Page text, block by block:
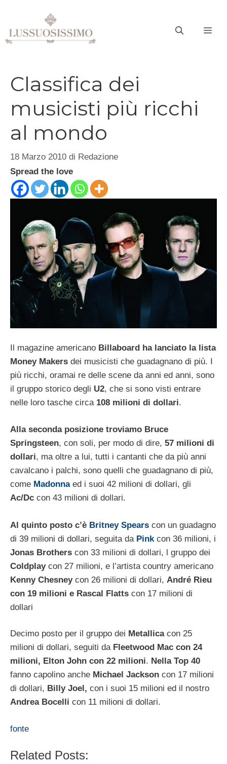
contenuto
Classifica dei
musicisti più ricchi
al mondo
18 Marzo 2010 di Redazione
Spread the love
Il magazine americano Billaboard ha lanciato la lista
Money Makers dei musicisti che guadagnano di più. I
più ricchi, oramai re delle scene da anni ed anni, sono
il gruppo storico degli U2, che si sono visti entrare
nelle loro tasche circa 108 milioni di dollari.
Alla seconda posizione troviamo Bruce
Springsteen, con soli, per modo di dire, 57 milioni di
dollari, ma oltre a lui, tutti i cantanti che da più anni
cavalcano i palchi, sono quelli che guadagnano di più,
come Madonnaed i suoi 42 milioni di dollari, gli
Ac/Dc con 43 milioni di dollari.
Al quinto posto c’è Britney Spears con un guadagno
di 39 milioni di dollari, seguita da Pink con 36 milioni, i
Jonas Brothers con 33 milioni di dollari, l gruppo dei
Coldplaycon 27 milioni, e l’artista country americano
Kenny Chesneycon 26 milioni di dollari, André Rieu
con 19 milioni e Rascal Flatts con 17 milioni di
dollari
Decimo posto per il gruppo dei Metallicacon 25
milioni di dollari, seguiti da Fleetwood Mac con 24
milioni, Elton John con 22 milioni. Nella Top 40
fanno capolino anche Michael Jackson con 17 milioni
di dollari, Billy Joel, con i suoi 15 milioni ed il nostro
Andrea Bocelli con 11 milioni di dollari.
fonte
Related Posts: